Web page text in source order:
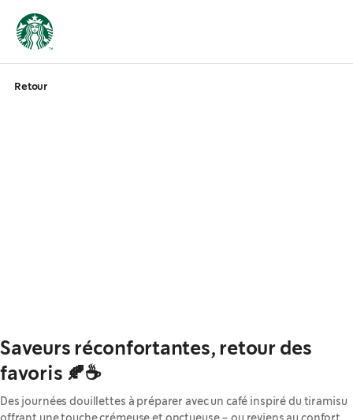
Retour
Saveurs réconfortantes, retour des
favoris 🍂☕
Des journées douillettes à préparer avec un café inspiré du tiramisu